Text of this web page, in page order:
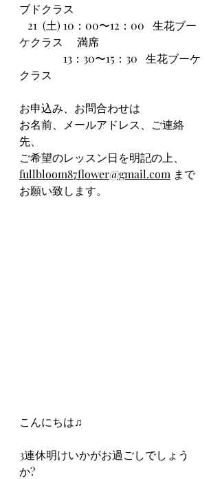
ブドクラス
21  (土) 10：00〜12：00   生花ブー
ケクラス　 満席
13：30〜15：30   生花ブーケ
クラス
お申込み、お問合わせは
お名前、メールアドレス、ご連絡
先、
ご希望のレッスン日を明記の上、
fullbloom87flower@gmail.com まで
お願い致します。
こんにちは♫
3連休明けいかがお過ごしでしょう
か?